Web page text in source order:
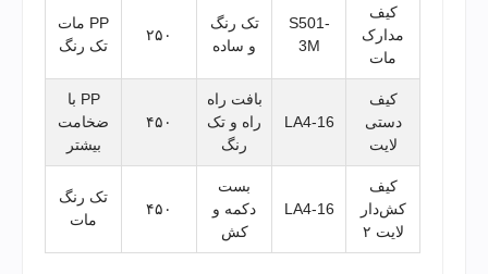
کیف
مدارک
مات
S501-
3M
تک رنگ
و ساده
۲۵۰
PP مات
تک رنگ
کیف
دستی
لایت
LA4-16
بافت راه
راه و تک
رنگ
۴۵۰
PP با
ضخامت
بیشتر
کیف
کش‌دار
لایت ۲
LA4-16
بست
دکمه و
کش
۴۵۰
تک رنگ
مات